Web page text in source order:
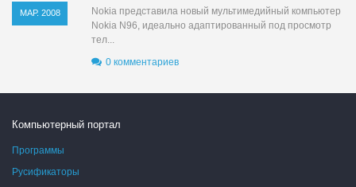
МАР. 2008
Nokia представила новый мультимедийный компьютер
Nokia N96, идеально адаптированный под просмотр
тел...
0 комментариев
Компьютерный портал
Программы
Русификаторы